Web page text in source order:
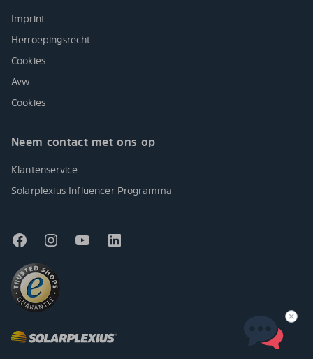
Imprint
Herroepingsrecht
Cookies
Avw
Cookies
Neem contact met ons op
Klantenservice
Solarplexius Influencer Programma